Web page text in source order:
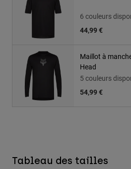
6 couleurs
44,99 €
Maillot à
Head
5 couleurs
54,99 €
Tableau des tailles